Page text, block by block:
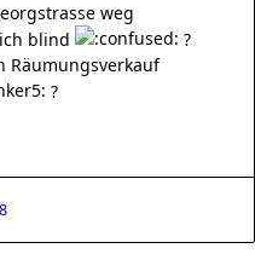
weg
blind
?
Räumungsverkauf
?